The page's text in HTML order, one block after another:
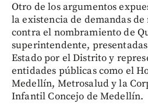
Otro de los argumentos
la existencia de demandas
contra el nombramiento de
superintendente,
Estado por el Distrito y
entidades públicas como el
Medellín, Metrosalud y la
Infantil Concejo de Medellín.